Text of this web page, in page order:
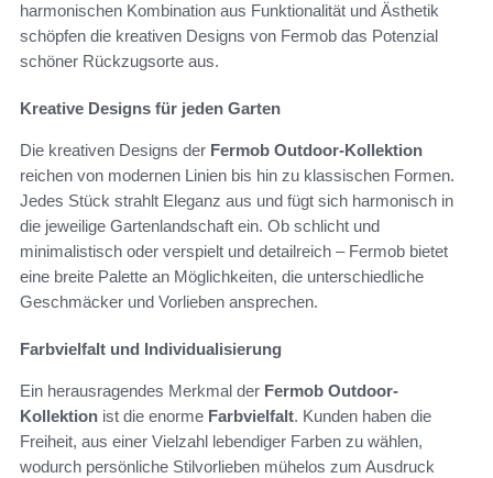
harmonischen Kombination aus Funktionalität und Ästhetik
schöpfen die kreativen Designs von Fermob das Potenzial
schöner Rückzugsorte aus.
Kreative Designs für jeden Garten
Die kreativen Designs der Fermob Outdoor-Kollektion
reichen von modernen Linien bis hin zu klassischen Formen.
Jedes Stück strahlt Eleganz aus und fügt sich harmonisch in
die jeweilige Gartenlandschaft ein. Ob schlicht und
minimalistisch oder verspielt und detailreich – Fermob bietet
eine breite Palette an Möglichkeiten, die unterschiedliche
Geschmäcker und Vorlieben ansprechen.
Farbvielfalt und Individualisierung
Ein herausragendes Merkmal der Fermob Outdoor-
Kollektion ist die enorme Farbvielfalt. Kunden haben die
Freiheit, aus einer Vielzahl lebendiger Farben zu wählen,
wodurch persönliche Stilvorlieben mühelos zum Ausdruck